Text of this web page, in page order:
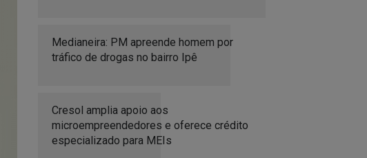
Medianeira: PM apreende homem por
tráfico de drogas no bairro Ipê
Cresol amplia apoio aos
microempreendedores e oferece crédito
especializado para MEIs